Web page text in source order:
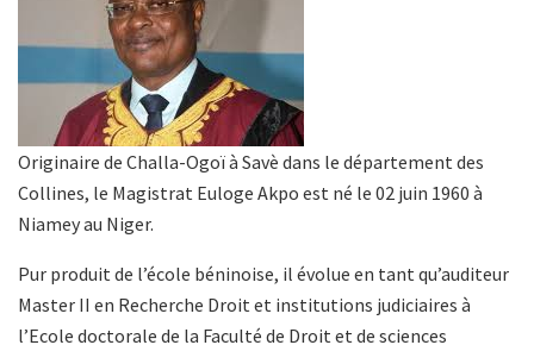
Originaire de Challa-Ogoï à Savè dans le département des
Collines, le Magistrat Euloge Akpo est né le 02 juin 1960 à
Niamey au Niger.
Pur produit de l’école béninoise, il évolue en tant qu’auditeur
Master II en Recherche Droit et institutions judiciaires à
l’Ecole doctorale de la Faculté de Droit et de sciences